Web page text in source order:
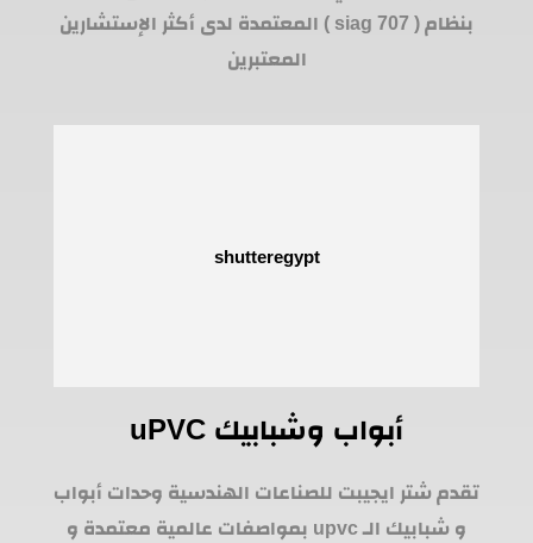
بنظام ( siag 707 ) المعتمدة لدى أكثر الإستشارين
المعتبرين
أبواب وشبابيك uPVC
تقدم شتر ايجيبت للصناعات الهندسية وحدات أبواب
و شبابيك الـ upvc بمواصفات عالمية معتمدة و